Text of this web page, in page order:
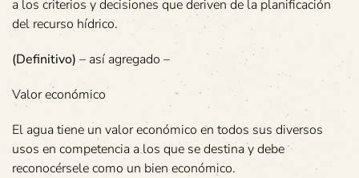
a los criterios y decisiones que deriven de la planificación
del recurso hídrico.
(Definitivo) – así agregado –
Valor económico
El agua tiene un valor económico en todos sus diversos
usos en competencia a los que se destina y debe
reconocérsele como un bien económico.